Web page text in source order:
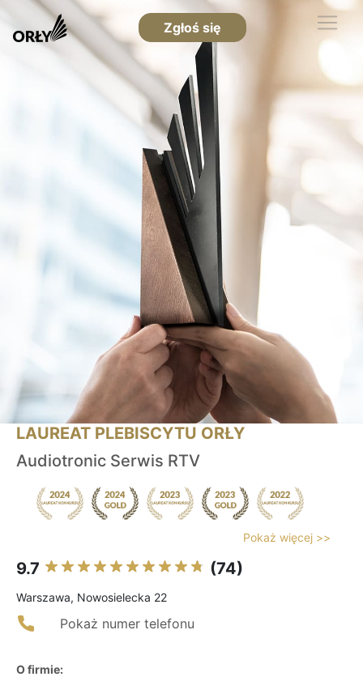
Zgłoś się
LAUREAT PLEBISCYTU ORŁY
Audiotronic Serwis RTV
Pokaż więcej >>
9.7 (74)
Warszawa, Nowosielecka 22
Pokaż numer telefonu
O firmie: